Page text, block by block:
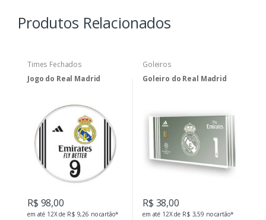
Produtos Relacionados
Times Fechados
Jogo do Real Madrid
R$ 98,00
em até 12X de R$ 9,26 no cartão*
Goleiros
Goleiro do Real Madrid
R$ 38,00
em até 12X de R$ 3,59 no cartão*